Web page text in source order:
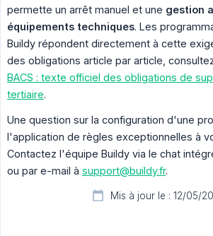
permette un arrêt manuel et une gestion
équipements techniques. Les
Buildy répondent directement à cette
des obligations article par article,
BACS : texte officiel des obligations de
tertiaire.
Une question sur la configuration d'une
l'application de règles exceptionnelles à
Contactez l'équipe Buildy via le chat
ou par e-mail à support@buildy.fr.
Mis à jour le : 12/05/